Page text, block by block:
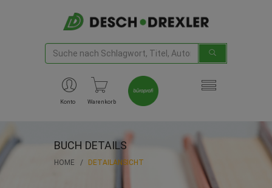
Konto Warenkorb
BUCH DETAILS
HOME DETAILANSICHT